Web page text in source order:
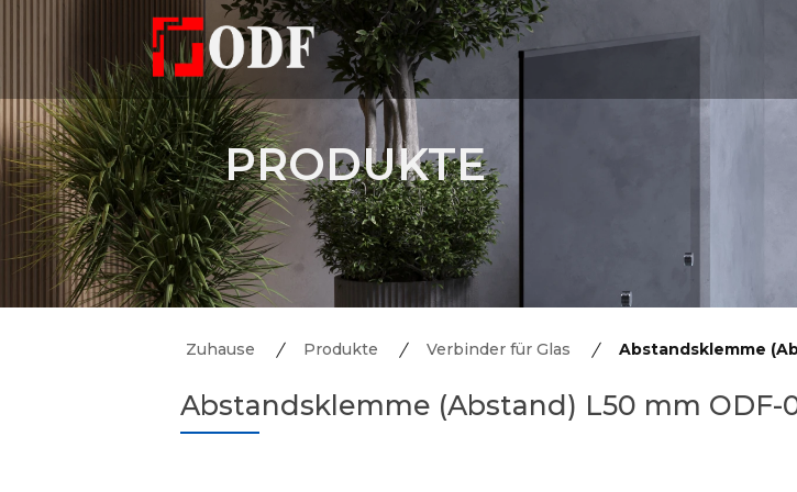
PRODUKTE
Zuhause Produkte Verbinder für Glas Abstandsklemme
Abstandsklemme (Abstand) L50 mm ODF-